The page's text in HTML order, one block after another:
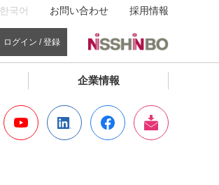
한국어 お問い合わせ 採用情報
ログイン / 登録
企業情報